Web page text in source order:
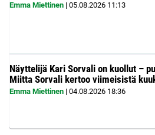
Emma Miettinen | 05.08.2026 11:13
Näyttelijä Kari Sorvali on kuollut –
Miitta Sorvali kertoo viimeisistä
Emma Miettinen | 04.08.2026 18:36